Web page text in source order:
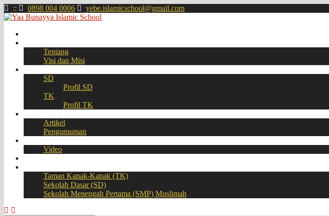
:: 0898 004 0006 yebe.islamicschool@gmail.com
Tentang
Visi dan Misi
SD
Profil SD
TK
Profil TK
Artikel
Pengumuman
Video
Taman Kanak-Kanak (TK)
Sekolah Dasar (SD)
Sekolah Menengah Pertama (SMP) Muslimah